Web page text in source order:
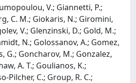
V.; Giannetti, P.;
C. M.; Giokaris, N.; Giromini,
V.; Glenzinski, D.; Gold, M.;
N.; Golossanov, A.; Gomez,
G.; Goncharov, M.; Gonzalez,
A. T.; Goulianos, K.;
Pilcher, C.; Group, R. C.;